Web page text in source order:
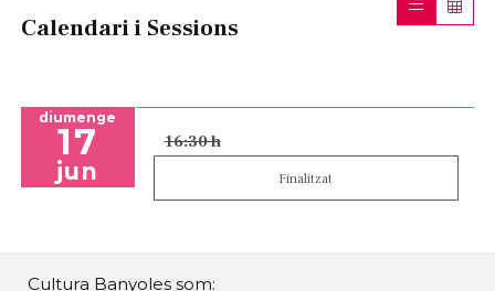
Calendari i Sessions
diumenge
17
jun
16:30 h
Finalitzat
Cultura Banyoles som: